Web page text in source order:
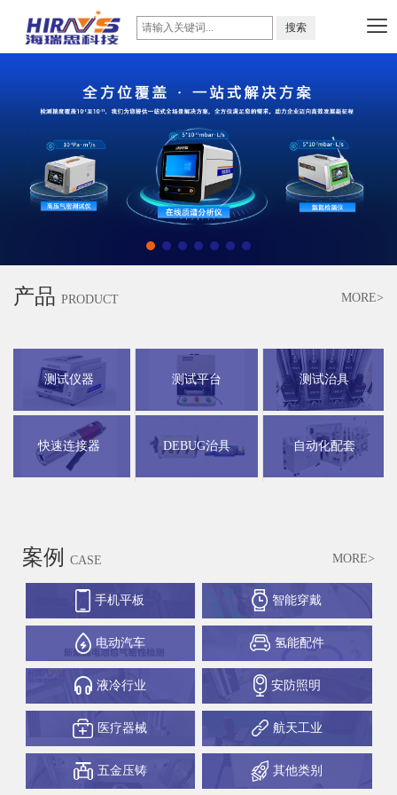
产品 PRODUCT MORE>
测试仪器 测试平台 测试治具
快速连接器 DEBUG治具 自动化配套
案例 CASE MORE>
手机平板 智能穿戴
电动汽车 氢能配件
液冷行业 安防照明
医疗器械 航天工业
五金压铸 其他类别